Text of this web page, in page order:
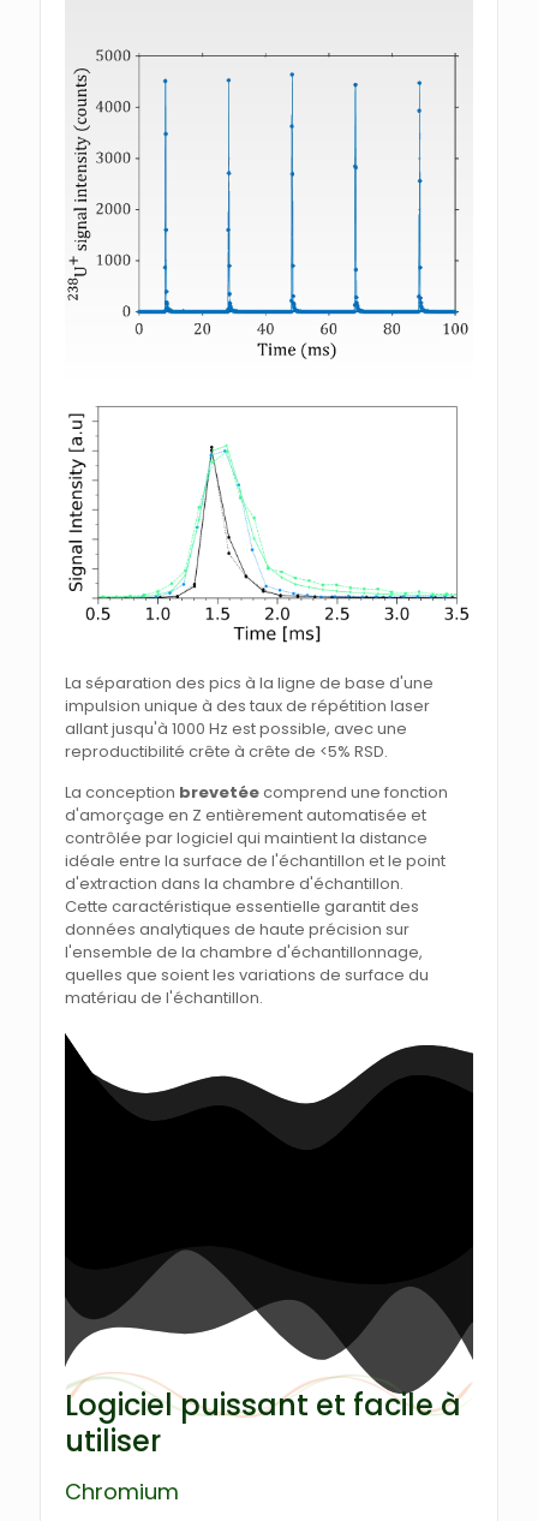
La séparation des pics à la ligne de base d'une
impulsion unique à des taux de répétition laser
allant jusqu'à 1000 Hz est possible, avec une
reproductibilité crête à crête de <5% RSD.
La conception brevetéecomprend une fonction
d'amorçage en Z entièrement automatisée et
contrôlée par logiciel qui maintient la distance
idéale entre la surface de l'échantillon et le point
d'extraction dans la chambre d'échantillon.
Cette caractéristique essentielle garantit des
données analytiques de haute précision sur
l'ensemble de la chambre d'échantillonnage,
quelles que soient les variations de surface du
matériau de l'échantillon.
Logiciel puissant et facile à
utiliser
Chromium